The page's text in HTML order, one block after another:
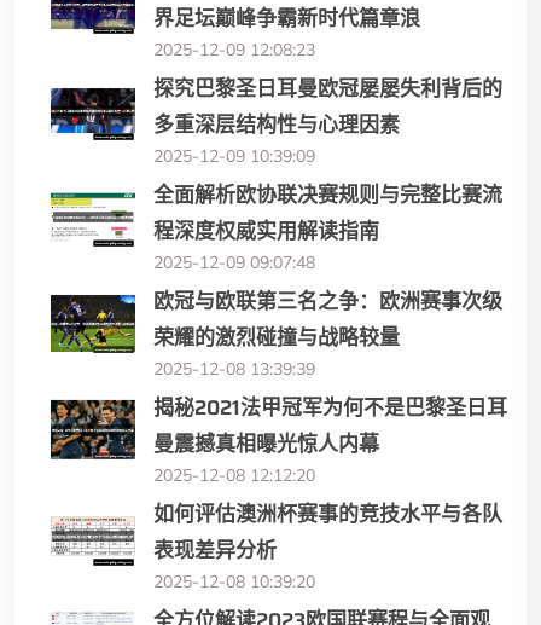
界足坛巅峰争霸新时代篇章浪
2025-12-09 12:08:23
探究巴黎圣日耳曼欧冠屡屡失利背后的
多重深层结构性与心理因素
2025-12-09 10:39:09
全面解析欧协联决赛规则与完整比赛流
程深度权威实用解读指南
2025-12-09 09:07:48
欧冠与欧联第三名之争：欧洲赛事次级
荣耀的激烈碰撞与战略较量
2025-12-08 13:39:39
揭秘2021法甲冠军为何不是巴黎圣日耳
曼震撼真相曝光惊人内幕
2025-12-08 12:12:20
如何评估澳洲杯赛事的竞技水平与各队
表现差异分析
2025-12-08 10:39:20